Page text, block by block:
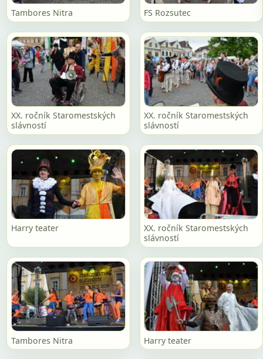
Tambores Nitra FS Rozsutec
XX. ročník Staromestských
slávností
XX. ročník Staromestských
slávností
Harry teater
XX. ročník Staromestských
slávností
Tambores Nitra Harry teater